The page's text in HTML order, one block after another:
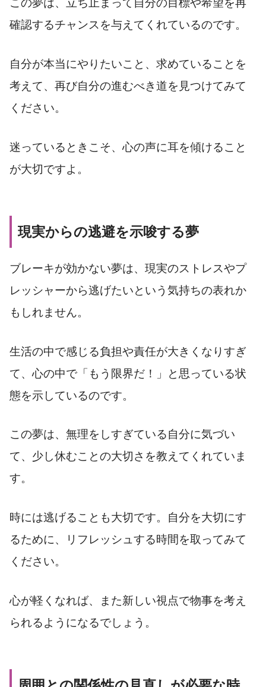
この夢は、立ち止まって自分の目標や希望を再
確認するチャンスを与えてくれているのです。
自分が本当にやりたいこと、求めていることを
考えて、再び自分の進むべき道を見つけてみて
ください。
迷っているときこそ、心の声に耳を傾けること
が大切ですよ。
現実からの逃避を示唆する夢
ブレーキが効かない夢は、現実のストレスやプ
レッシャーから逃げたいという気持ちの表れか
もしれません。
生活の中で感じる負担や責任が大きくなりすぎ
て、心の中で「もう限界だ！」と思っている状
態を示しているのです。
この夢は、無理をしすぎている自分に気づい
て、少し休むことの大切さを教えてくれていま
す。
時には逃げることも大切です。自分を大切にす
るために、リフレッシュする時間を取ってみて
ください。
心が軽くなれば、また新しい視点で物事を考え
られるようになるでしょう。